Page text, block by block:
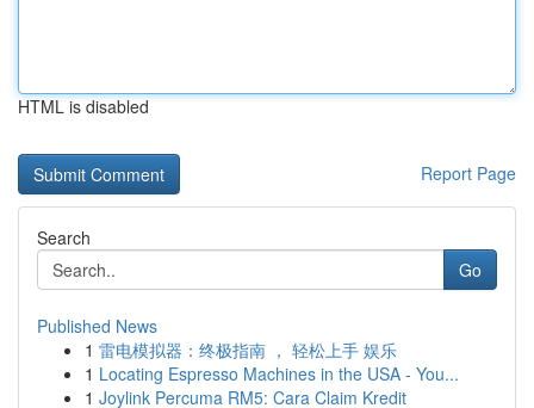
HTML is disabled
Report Page
Search
Go
Published News
1 雷电模拟器：终极指南 ， 轻松上手 娱乐
1 Locating Espresso Machines in the USA - You...
1 Joylink Percuma RM5: Cara Claim Kredit